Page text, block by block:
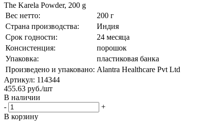
The Karela Powder, 200 g
Вес нетто:
200 г
Страна производства:
Индия
Срок годности:
24 месяца
Консистенция:
порошок
Упаковка:
пластиковая банка
Произведено и упаковано: Alantra Healthcare Pvt Ltd
Артикул: 114344
455.63 руб./шт
В наличии
-
+
В корзину